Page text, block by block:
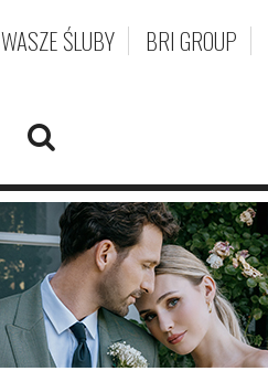
WASZE ŚLUBY BRI GROUP